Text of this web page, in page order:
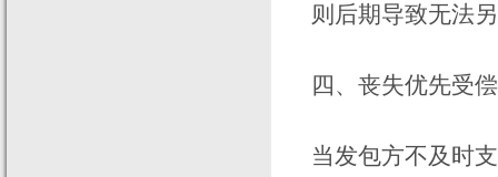
则后期导致无法
四、丧失优先受
当发包方不及时